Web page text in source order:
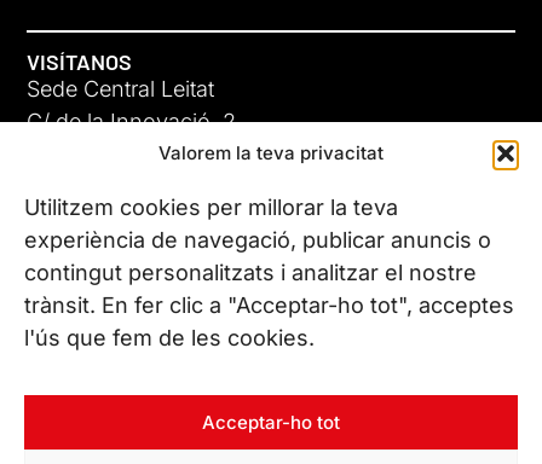
Valorem la teva privacitat
Utilitzem cookies per millorar la teva
experiència de navegació, publicar anuncis o
contingut personalitzats i analitzar el nostre
trànsit. En fer clic a "Acceptar-ho tot", acceptes
l'ús que fem de les cookies.
Acceptar-ho tot
VISÍTANOS
Sede Central Leitat
C/ de la Innovació, 2
08225 Terrassa, (Barcelona)
Conoce todas nuestras sedes
CONTÁCTANOS
Tel. (+34) 937 882 300